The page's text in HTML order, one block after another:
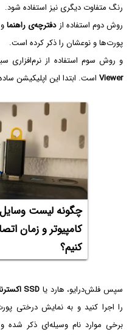
رنگ متفاوت دیگری نیز استفاده شود.
روش دوم استفاده ازدفترچه‌ی راهنما
پورت‌ها و نوعشان را ذکر کرده است.
و روش سوم استفاده از نرم‌افزاری
Viewer است. ابتدا این اپلیکیشن ساده
کامپیوتر و زمان
کنیم؟
سپس فلش‌درایو، هارد یا SSD اکسترنال
را اجرا کنید و به نمایش درختی
برخی موارد نام وسیله‌ای ذکر